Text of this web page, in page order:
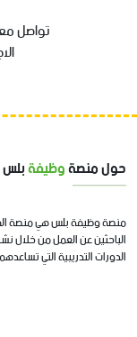
تواصل
حول منصةوظيفةبلس
منصة وظيفة بلس هي منصة
الباحثين عن العمل من خلال
الدورات التدريبية التي